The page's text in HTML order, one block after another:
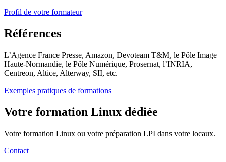
Profil de votre formateur
Références
L’Agence France Presse, Amazon, Devoteam T&M, le Pôle Image
Haute-Normandie, le Pôle Numérique, Prosernat, l’INRIA,
Centreon, Altice, Alterway, SII, etc.
Exemples pratiques de formations
Votre formation Linux dédiée
Votre formation Linux ou votre préparation LPI dans votre locaux.
Contact